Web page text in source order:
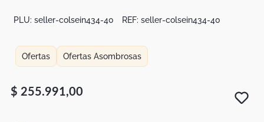
PLU: seller-colsein434-40 REF: seller-colsein434-40
Ofertas Ofertas Asombrosas
$ 255.991,00